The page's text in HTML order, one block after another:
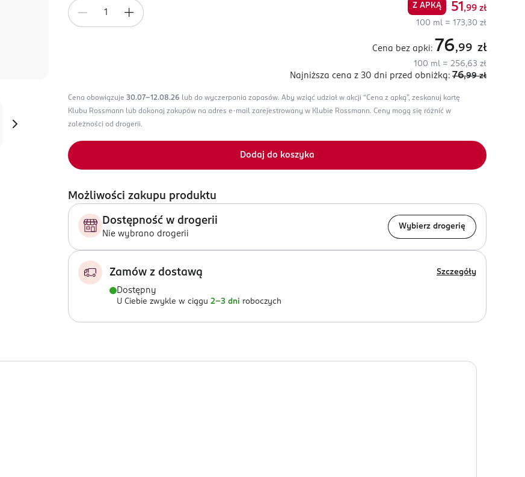
Z APKĄ 51 ,99 zł
100 ml = 173,30 zł
Cena bez apki: 76,99 zł
100 ml = 256,63 zł
Najniższa cena z 30 dni przed obniżką: 76,99 zł
Cena obowiązuje 30.07-12.08.26 lub do wyczerpania zapasów. Aby wziąć udział w akcji “Cena z apką”, zeskanuj kartę
Klubu Rossmann lub dokonaj zakupów na adres e-mail zarejestrowany w Klubie Rossmann. Ceny mogą się różnić w
zależności od drogerii.
Dodaj do koszyka
Możliwości zakupu produktu
Dostępność w drogerii
Nie wybrano drogerii
Wybierz drogerię
Zamów z dostawą Szczegóły
Dostępny
U Ciebie zwykle w ciągu 2-3 dni roboczych